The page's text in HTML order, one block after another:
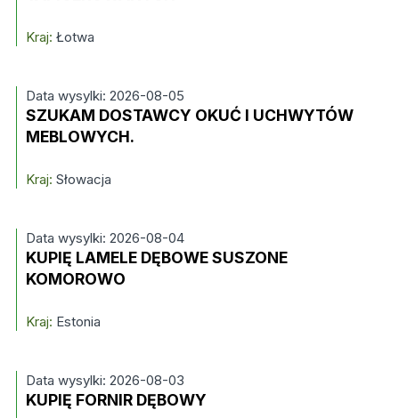
Kraj: Łotwa
Data wysylki: 2026-08-05
SZUKAM DOSTAWCY OKUĆ I UCHWYTÓW
MEBLOWYCH.
Kraj: Słowacja
Data wysylki: 2026-08-04
KUPIĘ LAMELE DĘBOWE SUSZONE
KOMOROWO
Kraj: Estonia
Data wysylki: 2026-08-03
KUPIĘ FORNIR DĘBOWY